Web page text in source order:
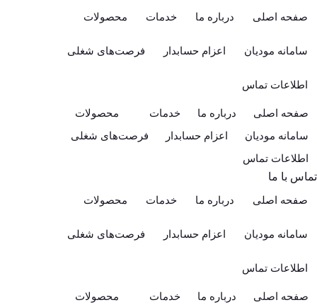
صفحه اصلی درباره ما خدمات محصولات
سامانه مودیان اعزام حسابدار فرصت‌های شغلی
اطلاعات تماس
صفحه اصلی درباره ما خدمات
محصولات
سامانه مودیان
اعزام حسابدار
فرصت‌های شغلی
اطلاعات تماس
تماس با ما
صفحه اصلی درباره ما خدمات محصولات
سامانه مودیان اعزام حسابدار فرصت‌های شغلی
اطلاعات تماس
صفحه اصلی درباره ما خدمات
محصولات